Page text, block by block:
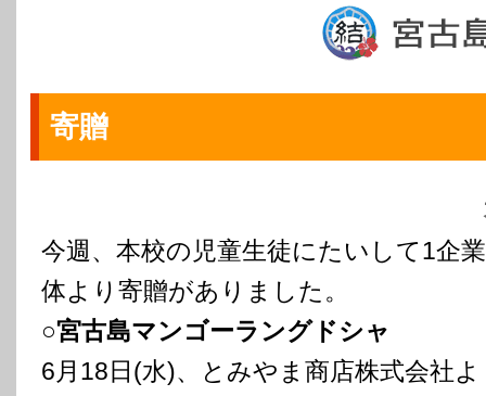
寄贈
今週、本校の児童生徒にたいして1企
体より寄贈がありました。
○宮古島マンゴーラングドシャ
6月18日(水)、とみやま商店株式会社